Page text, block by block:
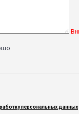
персональных данных